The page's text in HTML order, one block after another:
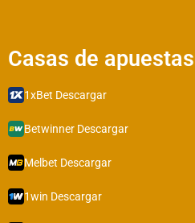
Casas de apuestas​​
1xBet Descargar
Betwinner Descargar
Melbet Descargar
1win Descargar